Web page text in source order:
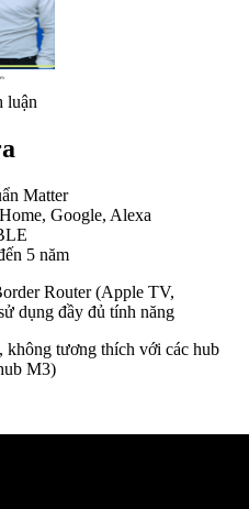
luận
Matter
Google, Alexa
5 năm
Router (Apple TV,
dụng đầy đủ tính năng
không tương thích với các hub
M3)